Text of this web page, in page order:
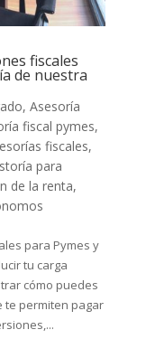
fiscales
de nuestra
, Asesoría
fiscal pymes,
fiscales,
para
de la renta,
para Pymes y
tu carga
cómo puedes
te permiten pagar